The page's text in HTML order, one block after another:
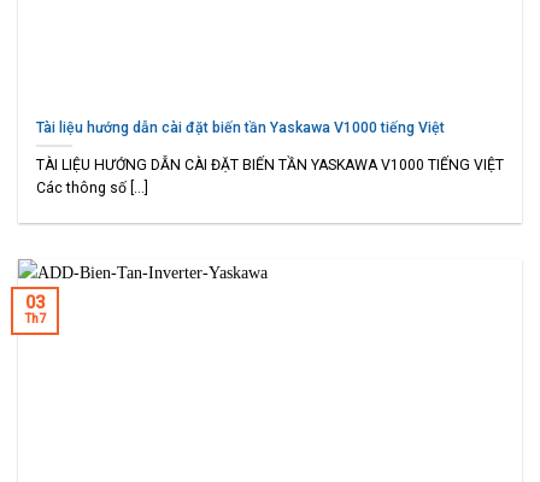
Tài liệu hướng dẫn cài đặt biến tần Yaskawa V1000 tiếng Việt
TÀI LIỆU HƯỚNG DẪN CÀI ĐẶT BIẾN TẦN YASKAWA V1000 TIẾNG VIỆT
Các thông số [...]
03
Th7